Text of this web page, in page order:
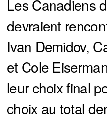
Les Canadiens
devraient
Ivan Demidov,
et Cole
leur choix final
choix au total